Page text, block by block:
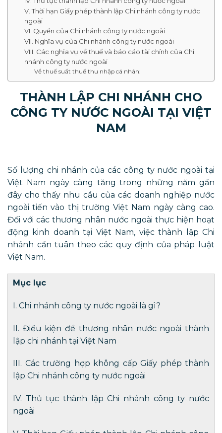
V. Thời hạn Giấy phép thành lập Chi nhánh công ty nước
ngoài
VI. Quyền của Chi nhánh công ty nước ngoài
VII. Nghĩa vụ của Chi nhánh công ty nước ngoài
VIII. Các nghĩa vụ về thuế và báo cáo tài chính của Chi
nhánh công ty nước ngoài
Về thuế suất thuế thu nhập cá nhân:
THÀNH LẬP CHI NHÁNH CHO
CÔNG TY NƯỚC NGOÀI TẠI VIỆT
NAM
Số lượng chi nhánh của các công ty nước ngoài tại
Việt Nam ngày càng tăng trong những năm gần
đây cho thấy nhu cầu của các doanh nghiệp nước
ngoài tiến vào thị trường Việt Nam ngày càng cao.
Đối với các thương nhân nước ngoài thực hiện hoạt
động kinh doanh tại Việt Nam, việc thành lập Chi
nhánh cần tuân theo các quy định của pháp luật
Việt Nam.
Mục lục
I. Chi nhánh công ty nước ngoài là gì?
II. Điều kiện để thương nhân nước ngoài thành
lập chi nhánh tại Việt Nam
III. Các trường hợp không cấp Giấy phép thành
lập Chi nhánh công ty nước ngoài
IV. Thủ tục thành lập Chi nhánh công ty nước
ngoài